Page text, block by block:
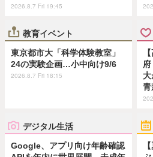
2026.8.7 Fri 19:45
教育イベント
東京都市大「科学体験教室」
24の実験企画…小中向け9/6
2026.8.7 Fri 18:15
青
デジタル生活
Google、アプリ向け年齢確認